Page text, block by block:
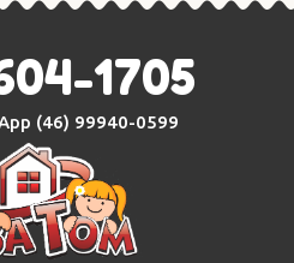
1705
(46) 99940-0599